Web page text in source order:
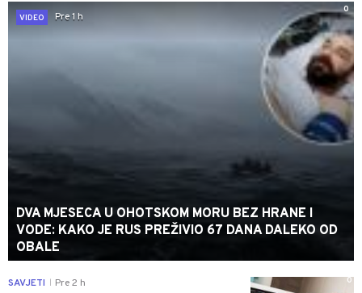
0
VIDEO
Pre 1 h
DVA MJESECA U OHOTSKOM MORU BEZ HRANE I
VODE: KAKO JE RUS PREŽIVIO 67 DANA DALEKO OD
OBALE
0
SAVJETI Pre 2 h